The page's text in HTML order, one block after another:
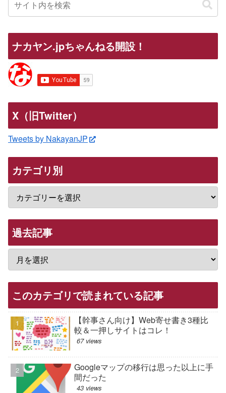
ナカヤン.jpちゃんねる開設！
X（旧Twitter）
Tweets by NakayanJP
カテゴリ別
過去記事
このカテゴリで読まれている記事
【幹事さん向け】Web寄せ書き3種比
較＆一押しサイトはコレ！
67 views
Googleマップの移行は思った以上に手
間だった
43 views